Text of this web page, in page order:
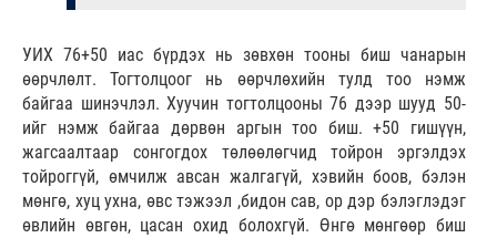
УИХ 76+50 иас бүрдэх нь зөвхөн тооны биш чанарын
өөрчлөлт. Тогтолцоог нь өөрчлөхийн тулд тоо нэмж
байгаа шинэчлэл. Хуучин тогтолцооны 76 дээр шууд 50-
ийг нэмж байгаа дөрвөн аргын тоо биш. +50 гишүүн,
жагсаалтаар сонгогдох төлөөлөгчид тойрон эргэлдэх
тойроггүй, өмчилж авсан жалгагүй, хэвийн боов, бэлэн
мөнгө, хуц ухна, өвс тэжээл ,бидон сав, ор дэр бэлэглэдэг
өвлийн өвгөн, цасан охид болохгүй. Өнгө мөнгөөр биш